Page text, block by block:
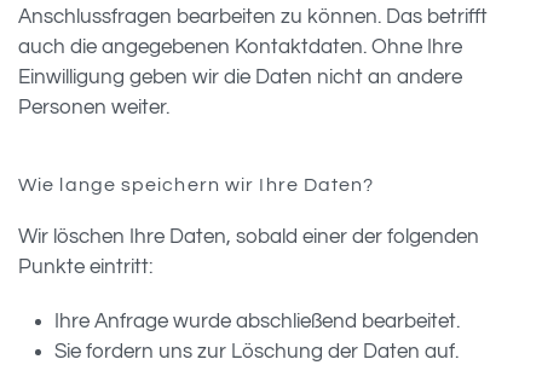
Anschlussfragen bearbeiten zu können. Das betrifft
auch die angegebenen Kontaktdaten. Ohne Ihre
Einwilligung geben wir die Daten nicht an andere
Personen weiter.
Wie lange speichern wir Ihre Daten?
Wir löschen Ihre Daten, sobald einer der folgenden
Punkte eintritt:
Ihre Anfrage wurde abschließend bearbeitet.
Sie fordern uns zur Löschung der Daten auf.